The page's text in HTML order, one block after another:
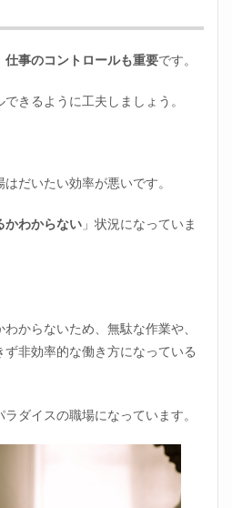
事のコントロールも重要です。
きるように工夫しましょう。
だいたい効率が悪いです。
かわからない 」状況になっていま
からないため、無駄な作業や、
非効率的な働き方になっている
ダイスの職場になっています。